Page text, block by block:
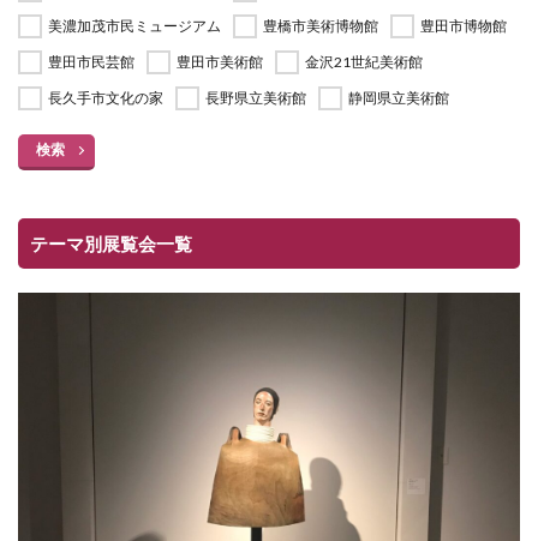
美濃加茂市民ミュージアム
豊橋市美術博物館
豊田市博物館
豊田市民芸館
豊田市美術館
金沢21世紀美術館
長久手市文化の家
長野県立美術館 静岡県立美術館
検索
テーマ別展覧会一覧